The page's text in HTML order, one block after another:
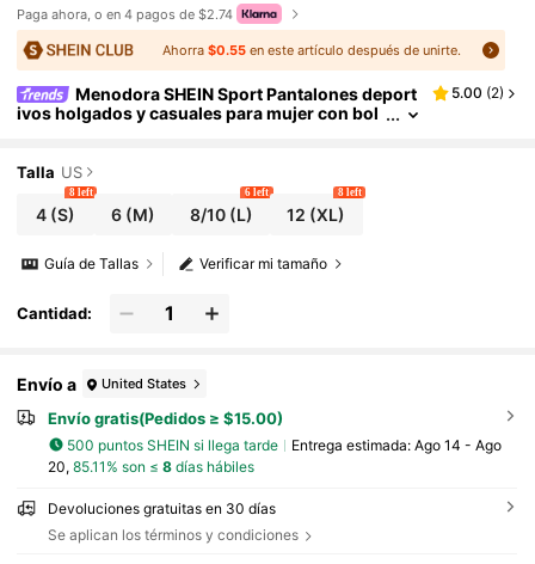
Paga ahora, o en 4 pagos de $2.74
Ahorra $0.55en este artículo después de unirte.
Menodora SHEIN Sport Pantalones deport
ivos holgados y casuales para mujer con bol
5.00 (2)
Talla US
4 (S)
8 left
6 (M) 8/10(L)
6 left
12 (XL)
8 left
Verificar mi tamaño
Guía de Tallas
Cantidad:
Envío a United States
Envío gratis(Pedidos ≥ $15.00)
500 puntos SHEIN si llega tarde Entrega estimada: Ago 14 - Ago
20, 85.11% son ≤ 8días hábiles
Devoluciones gratuitas en 30 días
Se aplican los términos y condiciones